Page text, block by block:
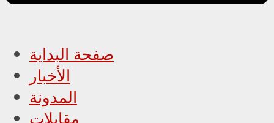
صفحة البداية
الأخبار
المدونة
مقابلات